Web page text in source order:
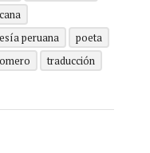
peruana
poeta
traducción